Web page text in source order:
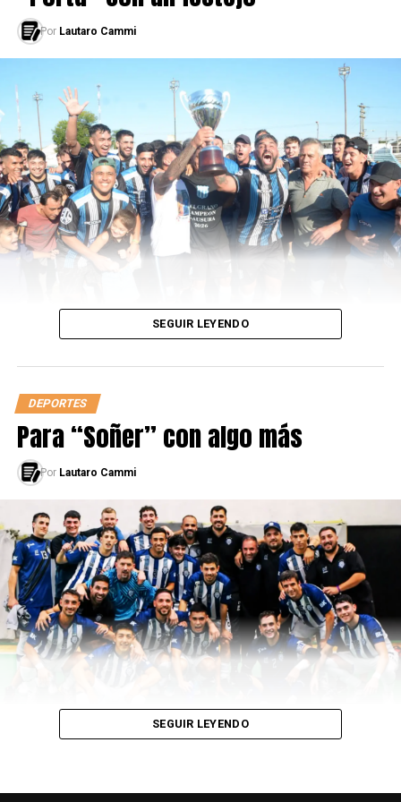
luego el equipo no pudo pasar de ronda.
Para cumplir ese deseo de probar suerte con todas sus
raíces solo le faltaría ponerse la albiceleste. Aún tendrá
competencias para evaluar el entorno sin ser un
compromiso que lo ate definitivamente al combinado
argentino, del cual se conoce su interés de incorporarlo
de cara al futuro.
LEÉ TAMBIÉN
Inglaterra venció a Uruguay y sueña con pasar a octavos
Por Lautaro Cammi
SEGUIR LEYENDO
DEPORTES
Para “Soñer” con algo más
Por Lautaro Cammi
SEGUIR LEYENDO